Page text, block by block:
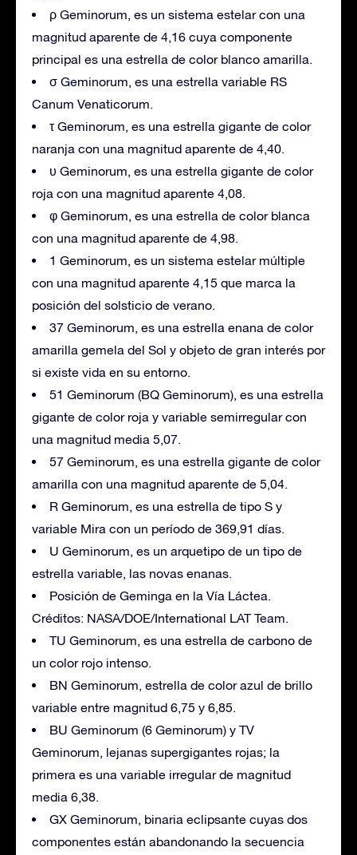
ρ Geminorum, es un sistema estelar con una
magnitud aparente de 4,16 cuya componente
principal es una estrella de color blanco amarilla.
σ Geminorum, es una estrella variable RS
Canum Venaticorum.
τ Geminorum, es una estrella gigante de color
naranja con una magnitud aparente de 4,40.
υ Geminorum, es una estrella gigante de color
roja con una magnitud aparente 4,08.
φ Geminorum, es una estrella de color blanca
con una magnitud aparente de 4,98.
1 Geminorum, es un sistema estelar múltiple
con una magnitud aparente 4,15 que marca la
posición del solsticio de verano.
37 Geminorum, es una estrella enana de color
amarilla gemela del Sol y objeto de gran interés por
si existe vida en su entorno.
51 Geminorum (BQ Geminorum), es una estrella
gigante de color roja y variable semirregular con
una magnitud media 5,07.
57 Geminorum, es una estrella gigante de color
amarilla con una magnitud aparente de 5,04.
R Geminorum, es una estrella de tipo S y
variable Mira con un período de 369,91 días.
U Geminorum, es un arquetipo de un tipo de
estrella variable, las novas enanas.
Posición de Geminga en la Vía Láctea.
Créditos: NASA/DOE/International LAT Team.
TU Geminorum, es una estrella de carbono de
un color rojo intenso.
BN Geminorum, estrella de color azul de brillo
variable entre magnitud 6,75 y 6,85.
BU Geminorum (6 Geminorum) y TV
Geminorum, lejanas supergigantes rojas; la
primera es una variable irregular de magnitud
media 6,38.
GX Geminorum, binaria eclipsante cuyas dos
componentes están abandonando la secuencia